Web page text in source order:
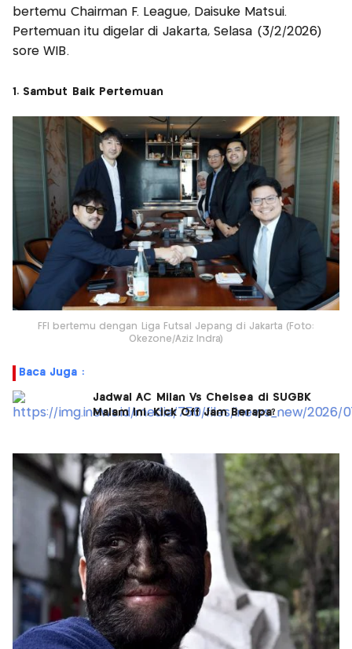
bertemu Chairman F. League, Daisuke Matsui.
Pertemuan itu digelar di Jakarta, Selasa (3/2/2026)
sore WIB.
1. Sambut Baik Pertemuan
FFI bertemu dengan Liga Futsal Jepang di Jakarta (Foto:
Okezone/Aziz Indra)
Baca Juga :
Jadwal AC Milan Vs Chelsea di SUGBK
Malam Ini, Kick Off Jam Berapa?